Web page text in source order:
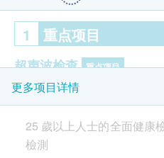
1 重点项目
超声波检查 重点项目
前列腺超声波- 只限男士
腹部超声波
子宫附件超声波-只限女士
更多项目详情
25 歲以上人士的全面健康
檢測